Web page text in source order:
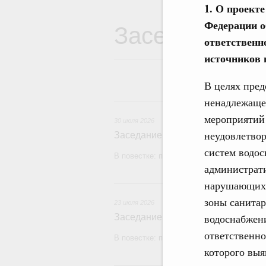
1. О
Федерации
источников
В целях
систем
нарушающих
зоны
которого
Заседания
Заседание Правительства (2026
В повестке: проекты федеральных
Заседание Правительства (2026
В повестке: проекты федеральных